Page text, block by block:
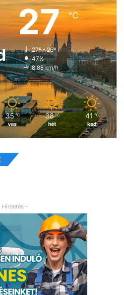
27℃
27º - 26º
47%
8.88 km/h
35 ℃
vas
38 ℃
hét
41 ℃
ked
Hirdetés -